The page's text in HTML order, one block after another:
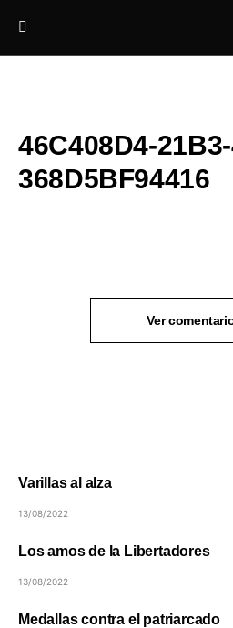
46C408D4-
368D5BF94416
Varillas al alza
13/08/2022
Los amos de la Libertadores
13/08/2022
Medallas contra el patriarcado